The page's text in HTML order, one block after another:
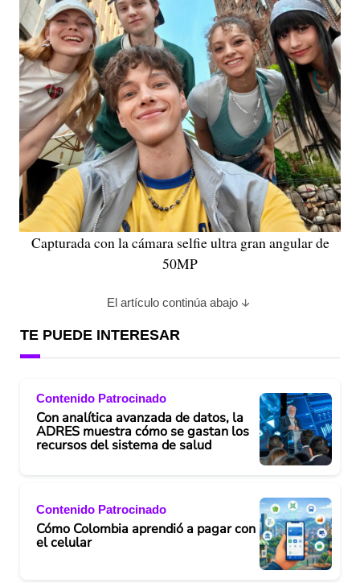
Capturada con la cámara selfie ultra gran angular de
50MP
El artículo continúa abajo
TE PUEDE INTERESAR
Contenido Patrocinado
Con analítica avanzada de datos, la
ADRES muestra cómo se gastan los
recursos del sistema de salud
Contenido Patrocinado
Cómo Colombia aprendió a pagar con
el celular